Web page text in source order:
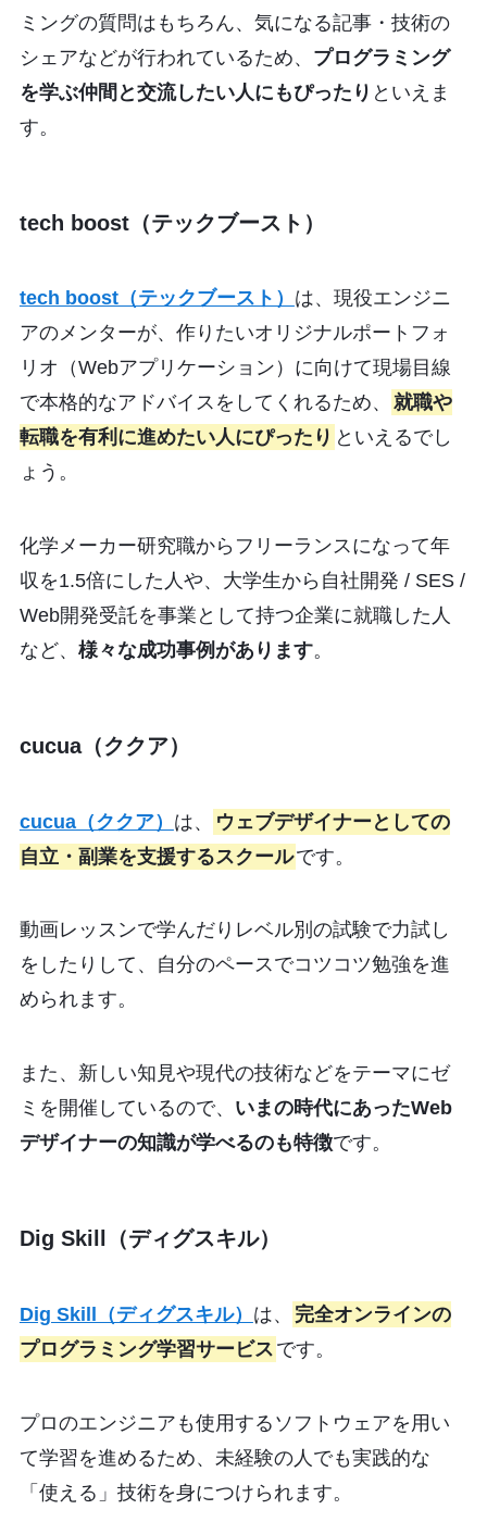
ミングの質問はもちろん、気になる記事・技術の
シェアなどが行われているため、 プログラミング
を学ぶ仲間と交流したい人にもぴったり といえま
す。
tech boost（テックブースト）
tech boost（テックブースト） は、現役エンジニ
アのメンターが、作りたいオリジナルポートフォ
リオ（Webアプリケーション）に向けて現場目線
で本格的なアドバイスをしてくれるため、
就職や
転職を有利に進めたい人にぴったり といえるでし
ょう。
化学メーカー研究職からフリーランスになって年
収を1.5倍にした人や、大学生から自社開発 / SES /
Web開発受託を事業として持つ企業に就職した人
など、 様々な成功事例があります。
cucua（ククア）
cucua（ククア） は、
ウェブデザイナーとしての
自立・副業を支援するスクールです。
動画レッスンで学んだりレベル別の試験で力試し
をしたりして、自分のペースでコツコツ勉強を進
められます。
また、新しい知見や現代の技術などをテーマにゼ
ミを開催しているので、 いまの時代にあったWeb
デザイナーの知識が学べるのも特徴です。
Dig Skill（ディグスキル）
Dig Skill（ディグスキル） は、
完全オンラインの
プログラミング学習サービス です。
プロのエンジニアも使用するソフトウェアを用い
て学習を進めるため、未経験の人でも実践的な
「使える」技術を身につけられます。